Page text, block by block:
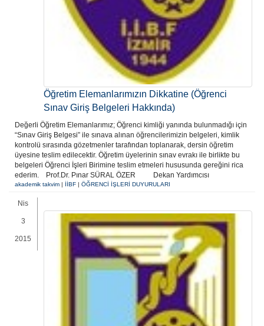
Öğretim Elemanlarımızın Dikkatine (Öğrenci
Sınav Giriş Belgeleri Hakkında)
Değerli Öğretim Elemanlarımız; Öğrenci kimliği yanında bulunmadığı için
“Sınav Giriş Belgesi” ile sınava alınan öğrencilerimizin belgeleri, kimlik
kontrolü sırasında gözetmenler tarafından toplanarak, dersin öğretim
üyesine teslim edilecektir. Öğretim üyelerinin sınav evrakı ile birlikte bu
belgeleri Öğrenci İşleri Birimine teslim etmeleri hususunda gereğini rica
ederim. Prof.Dr. Pınar SÜRAL ÖZER Dekan Yardımcısı
akademik takvim | İİBF | ÖĞRENCİ İŞLERİ DUYURULARI
Nis
3
2015